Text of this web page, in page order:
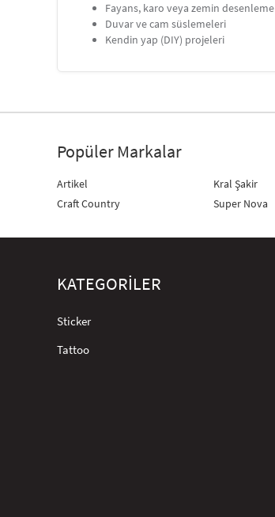
Fayans, karo veya zemin desenleme
Duvar ve cam süslemeleri
Kendin yap (DIY) projeleri
Popüler Markalar
Artikel
Craft Country
Kral Şakir
Super Nova
KATEGORİLER
Sticker
Tattoo